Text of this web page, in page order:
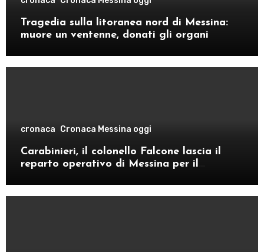
Tragedia sulla litoranea nord di Messina:
muore un ventenne, donati gli organi
cronaca Cronaca Messina oggi
Carabinieri, il colonello Falcone lascia il
reparto operativo di Messina per il